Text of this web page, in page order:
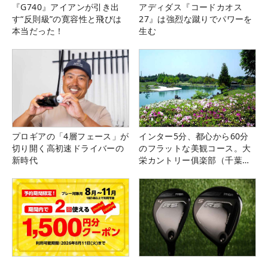
『G740』アイアンが引き出
す“反則級”の寛容性と飛びは
本当だった！
アディダス『コードカオス
27』は強烈な蹴りでパワーを
生む
プロギアの「4層フェース」が
切り開く高初速ドライバーの
新時代
インター5分、都心から60分
のフラットな美観コース。大
栄カントリー俱楽部（千葉